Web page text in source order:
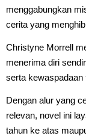
menggabungkan
cerita yang
Christyne Morrell
menerima diri
serta kewaspadaan
Dengan alur yang
relevan, novel ini
tahun ke atas